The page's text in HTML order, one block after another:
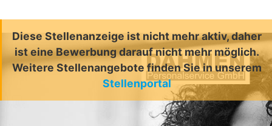
Diese Stellenanzeige ist nicht mehr aktiv, daher
ist eine Bewerbung darauf nicht mehr möglich.
Weitere Stellenangebote finden Sie in unserem
Stellenportal